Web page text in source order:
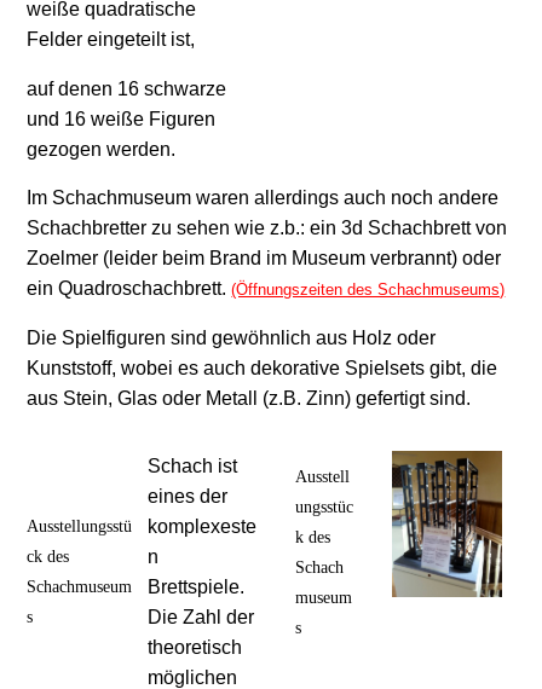
weißequadratische
Feldereingeteilt ist,
auf denen 16 schwarze
und 16 weiße Figuren
gezogen werden.
Im Schachmuseum waren allerdings auch noch andere
Schachbretter zu sehen wie z.b.: ein 3d Schachbrett von
Zoelmer (leider beim Brand im Museum verbrannt) oder
ein Quadroschachbrett.(Öffnungszeiten des Schachmuseums)
Die Spielfiguren sind gewöhnlich aus Holz oder
Kunststoff, wobei es auch dekorative Spielsets gibt, die
aus Stein, Glas oder Metall (z.B. Zinn) gefertigt sind.
Ausstellungsstü
ck des
Schachmuseum
s
Schach ist
eines der
komplexeste
n
Brettspiele.
Die Zahl der
theoretisch
möglichen
Ausstell
ungsstüc
k des
Schach
museum
s